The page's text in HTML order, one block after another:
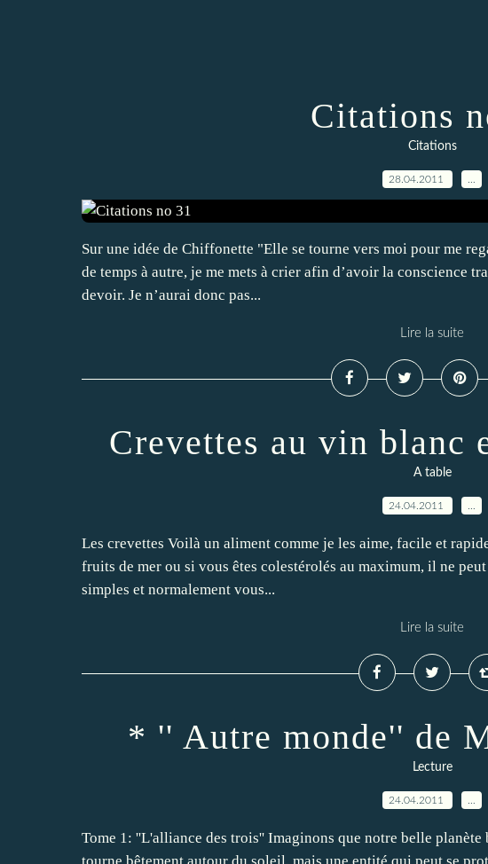
Citations
Citations
28.04.2011
Sur une idée de Chiffonette "Elle se tourne vers moi pour me
de temps à autre, je me mets à crier afin d’avoir la conscience
devoir. Je n’aurai donc pas...
Lire la suite
Crevettes au vin blanc
A table
24.04.2011
Les crevettes Voilà un aliment comme je les aime, facile et
fruits de mer ou si vous êtes colestérolés au maximum, il ne
simples et normalement vous...
Lire la suite
* '' Autre monde'' de
Lecture
24.04.2011
Tome 1: ''L'alliance des trois'' Imaginons que notre belle